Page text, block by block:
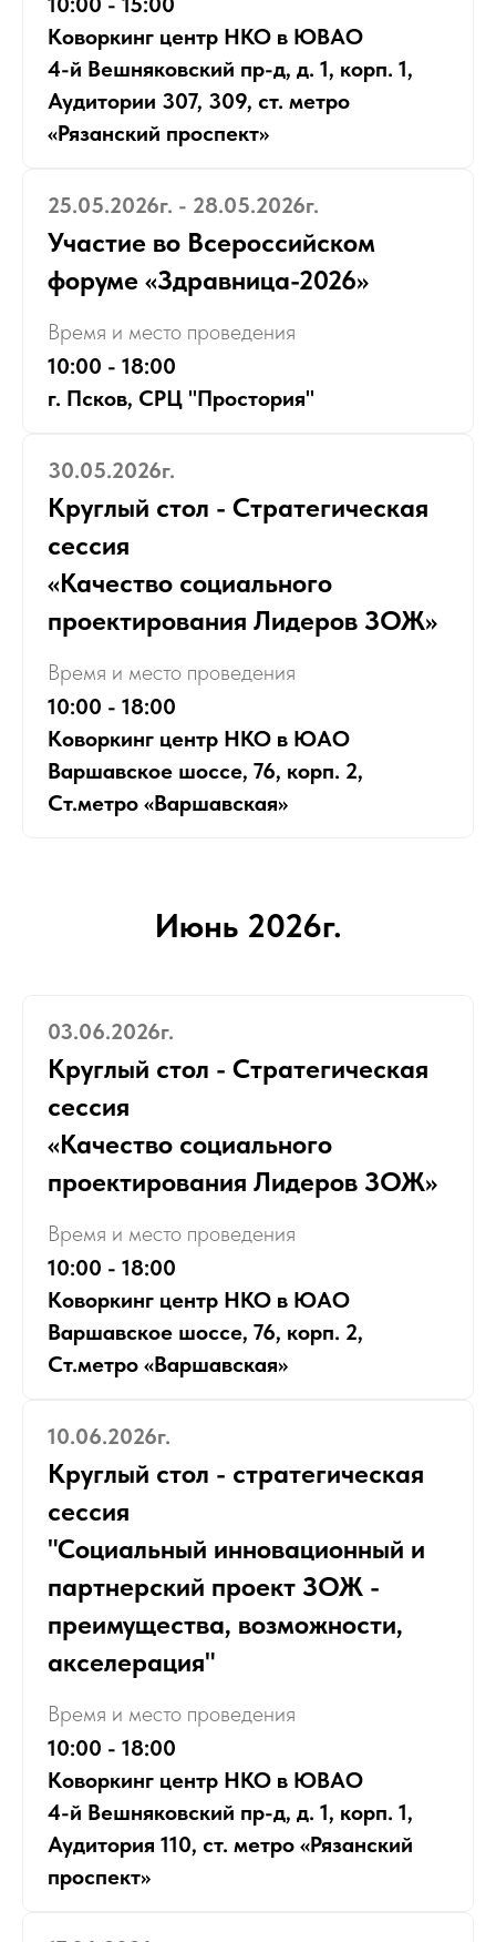
Коворкинг центр НКО в ЮВАО
4-й Вешняковский пр-д, д. 1, корп. 1,
Аудитории 307, 309, ст. метро
«Рязанский проспект»
25.05.2026г. - 28.05.2026г.
Участие во Всероссийском
форуме «Здравница-2026»
Время и место проведения
10:00 - 18:00
г. Псков, СРЦ "Простория"
30.05.2026г.
Круглый стол - Стратегическая
сессия
«Качество социального
проектирования Лидеров ЗОЖ»
Время и место проведения
10:00 - 18:00
Коворкинг центр НКО в ЮАО
Варшавское шоссе, 76, корп. 2,
Ст.метро «Варшавская»
Июнь 2026г.
03.06.2026г.
Круглый стол - Стратегическая
сессия
«Качество социального
проектирования Лидеров ЗОЖ»
Время и место проведения
10:00 - 18:00
Коворкинг центр НКО в ЮАО
Варшавское шоссе, 76, корп. 2,
Ст.метро «Варшавская»
10.06.2026г.
Круглый стол - стратегическая
сессия
"Социальный инновационный и
партнерский проект ЗОЖ -
преимущества, возможности,
акселерация"
Время и место проведения
10:00 - 18:00
Коворкинг центр НКО в ЮВАО
4-й Вешняковский пр-д, д. 1, корп. 1,
Аудитория 110, ст. метро «Рязанский
проспект»